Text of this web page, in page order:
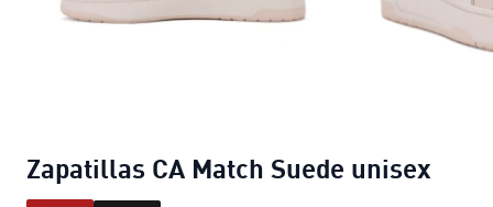
Zapatillas CA Match Suede unisex